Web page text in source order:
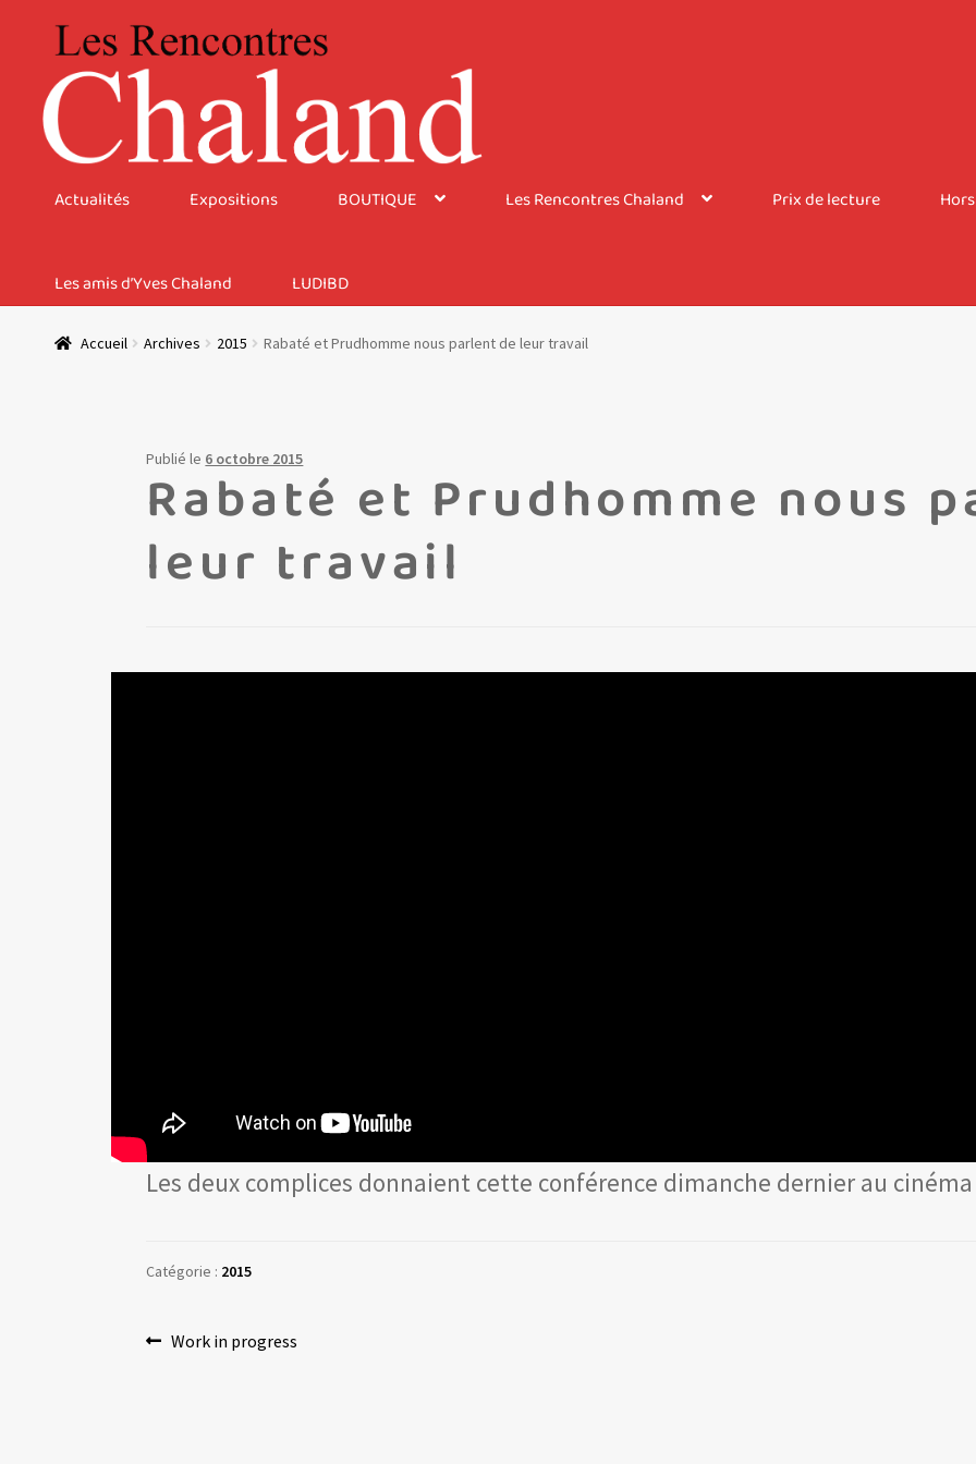
navigation
contenu
Actualités Expositions BOUTIQUE Les Rencontres Chaland Prix de lecture
Les amis d’Yves Chaland LUDIBD
Accueil Archives 2015 Rabaté et Prudhomme nous parlent de leur travail
Publié le 6 octobre 2015
Rabaté et Prudhomme nous
leur travail
Les deux complices donnaient cette conférence dimanche dernier au
Catégorie : 2015
Navigation
Article
Work in progress